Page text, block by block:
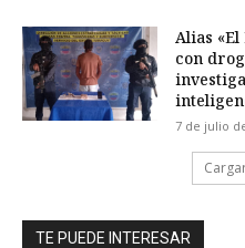
Alias
con
7 de julio
TE PUEDE INTERESAR